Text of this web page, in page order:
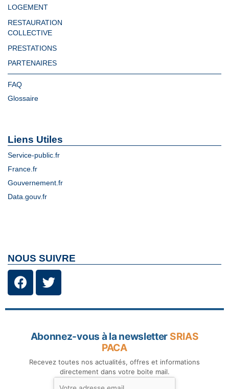
LOGEMENT
RESTAURATION
COLLECTIVE
PRESTATIONS
PARTENAIRES
FAQ
Glossaire
Liens Utiles
Service-public.fr
France.fr
Gouvernement.fr
Data.gouv.fr
NOUS SUIVRE
Abonnez-vous à la newsletter SRIAS
PACA
Recevez toutes nos actualités, offres et informations
directement dans votre boite mail.